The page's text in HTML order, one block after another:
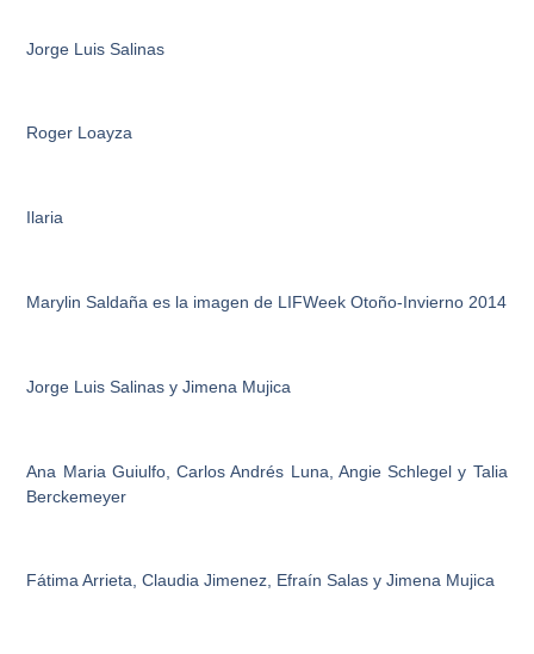
Jorge Luis Salinas
Roger Loayza
Ilaria
Marylin Saldaña es la imagen de LIFWeek Otoño-Invierno 2014
Jorge Luis Salinas y Jimena Mujica
Ana Maria Guiulfo, Carlos Andrés Luna, Angie Schlegel y Talia
Berckemeyer
Fátima Arrieta, Claudia Jimenez, Efraín Salas y Jimena Mujica